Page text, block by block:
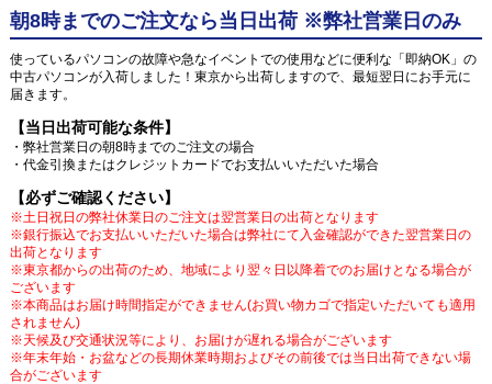
朝8時までのご注文なら当日出荷 ※弊社営業日のみ
使っているパソコンの故障や急なイベントでの使用などに便利な「即納OK」の
中古パソコンが入荷しました！東京から出荷しますので、最短翌日にお手元に
届きます。
【当日出荷可能な条件】
・弊社営業日の朝8時までのご注文の場合
・代金引換またはクレジットカードでお支払いいただいた場合
【必ずご確認ください】
※土日祝日の弊社休業日のご注文は翌営業日の出荷となります
※銀行振込でお支払いいただいた場合は弊社にて入金確認ができた翌営業日の
出荷となります
※東京都からの出荷のため、地域により翌々日以降着でのお届けとなる場合が
ございます
※本商品はお届け時間指定ができません(お買い物カゴで指定いただいても適用
されません)
※天候及び交通状況等により、お届けが遅れる場合がございます
※年末年始・お盆などの長期休業時期およびその前後では当日出荷できない場
合がございます